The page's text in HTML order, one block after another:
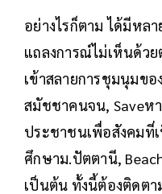
อย่างไรก็ตาม ได้มีหล
แถลงการณ์ไม่เห็นด้ว
เข้าสลายการชุมนุมข
สมัชชาคนจน, Saveห
ประชาชนเพื่อสังคมที่
ศึกษาม.ปัตตานี,
เป็นต้น ทั้งนี้ต้องติดต